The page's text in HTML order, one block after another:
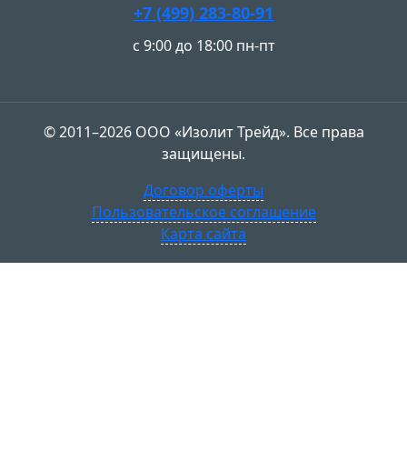
+7 (499) 283-80-91
с 9:00 до 18:00 пн-пт
© 2011–2026 ООО «Изолит Трейд». Все права
защищены.
Договор оферты
Пользовательское соглашение
Карта сайта